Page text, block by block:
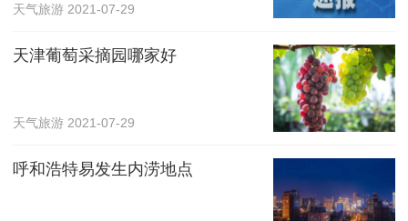
天气旅游 2021-07-29
天津葡萄采摘园哪家好
天气旅游 2021-07-29
呼和浩特易发生内涝地点